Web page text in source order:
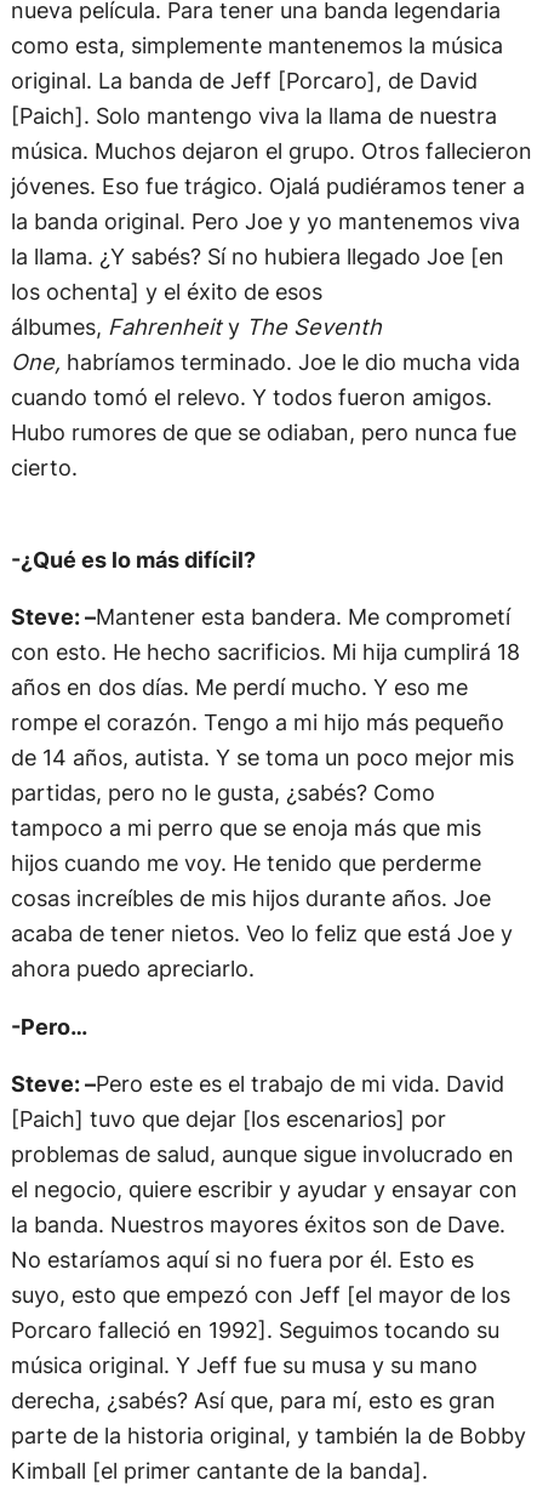
nueva película. Para tener una banda legendaria
como esta, simplemente mantenemos la música
original. La banda de Jeff [Porcaro], de David
[Paich]. Solo mantengo viva la llama de nuestra
música. Muchos dejaron el grupo. Otros fallecieron
jóvenes. Eso fue trágico. Ojalá pudiéramos tener a
la banda original. Pero Joe y yo mantenemos viva
la llama. ¿Y sabés? Sí no hubiera llegado Joe [en
los ochenta] y el éxito de esos
álbumes, Fahrenheity The Seventh
One, habríamos terminado. Joe le dio mucha vida
cuando tomó el relevo. Y todos fueron amigos.
Hubo rumores de que se odiaban, pero nunca fue
cierto.
-¿Qué es lo más difícil?
Steve: –Mantener esta bandera. Me comprometí
con esto. He hecho sacrificios. Mi hija cumplirá 18
años en dos días. Me perdí mucho. Y eso me
rompe el corazón. Tengo a mi hijo más pequeño
de 14 años, autista. Y se toma un poco mejor mis
partidas, pero no le gusta, ¿sabés? Como
tampoco a mi perro que se enoja más que mis
hijos cuando me voy. He tenido que perderme
cosas increíbles de mis hijos durante años. Joe
acaba de tener nietos. Veo lo feliz que está Joe y
ahora puedo apreciarlo.
-Pero…
Steve: –Pero este es el trabajo de mi vida. David
[Paich] tuvo que dejar [los escenarios] por
problemas de salud, aunque sigue involucrado en
el negocio, quiere escribir y ayudar y ensayar con
la banda. Nuestros mayores éxitos son de Dave.
No estaríamos aquí si no fuera por él. Esto es
suyo, esto que empezó con Jeff [el mayor de los
Porcaro falleció en 1992]. Seguimos tocando su
música original. Y Jeff fue su musa y su mano
derecha, ¿sabés? Así que, para mí, esto es gran
parte de la historia original, y también la de Bobby
Kimball [el primer cantante de la banda].